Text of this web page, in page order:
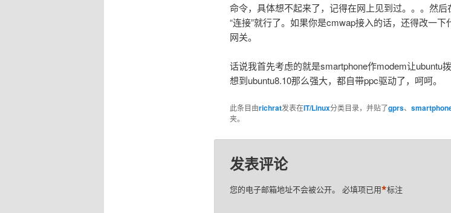
命令，具体想不起来了，记得在网上见到过。。。然
“连接”就行了。如果你是cmwap接入的话，还得改一
网关。
话说我首先考虑的就是smartphone作modem让ubuntu
想到ubuntu8.10那么强大，都自带ppc驱动了，呵呵。
此条目由richrat发表在IT/Linux分类目录，并贴了gprs、
夹。
发表评论
您的电子邮箱地址不会被公开。 必填项已用*标注